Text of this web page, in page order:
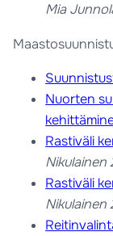
Mia
Nuorten
Rastiväli
Nikulainen
Rastiväli
Nikulainen